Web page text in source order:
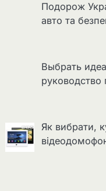
Подорож
авто та
Выбрать
Як вибрати,